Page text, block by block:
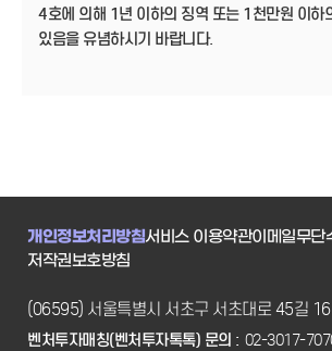
4호에 의해 1년 이하의 징역 또는 1천만원 이하
있음을 유념하시기 바랍니다.
개인정보처리방침서비스 이용약관이메일무단
저작권보호방침
(06595) 서울특별시 서초구 서초대로 45길
벤처투자매칭(벤처투자톡톡) 문의 : 02-3017-